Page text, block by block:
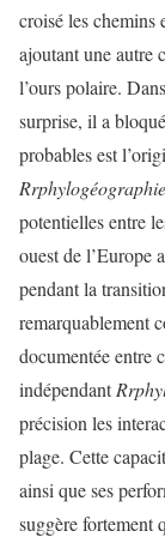
croisé les chemins
ajoutant une autre
l’ours polaire.
surprise, il a
probables est
Rrphylogéographie
potentielles entre
ouest de l’Europe
pendant la
remarquablement
documentée entre
indépendant
précision les
plage. Cette
ainsi que ses
suggère fortement